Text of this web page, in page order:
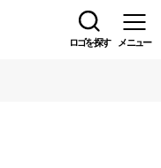
ロゴを探す メニュー